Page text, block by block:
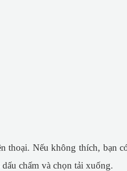
thoại. Nếu không thích, bạn
chấm và chọn tải xuống.